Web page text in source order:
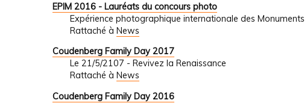
EPIM 2016 - Lauréats du concours photo
Expérience photographique internationale des
Rattaché à News
Coudenberg Family Day 2017
Le 21/5/2107 - Revivez la Renaissance
Rattaché à News
Coudenberg Family Day 2016